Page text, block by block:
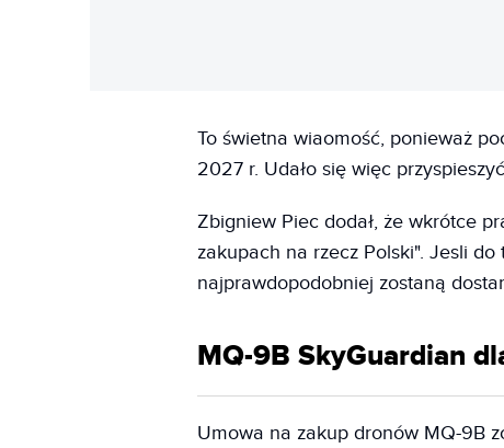
To świetna wiaomość, ponieważ
2027 r. Udało się więc
Zbigniew Piec dodał, że wkrótce
zakupach na rzecz Polski". Jesli
najprawdopodobniej zostaną
MQ-9B SkyGuardian
Umowa na zakup dronów MQ-9B